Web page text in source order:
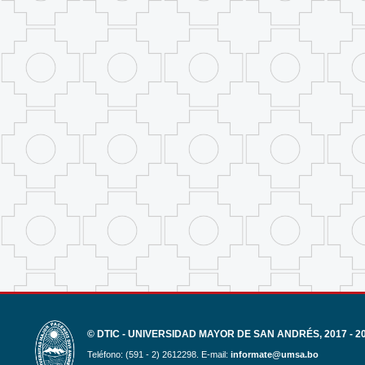
© DTIC - UNIVERSIDAD MAYOR DE SAN ANDRÉS, 2017 -
Teléfono: (591 - 2) 2612298. E-mail: informate@umsa.bo